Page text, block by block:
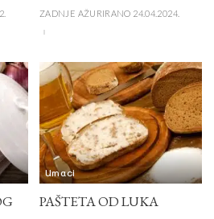
ZADNJE AŽURIRANO 24.04.2024.
Umaci
PAŠTETA OD LUKA